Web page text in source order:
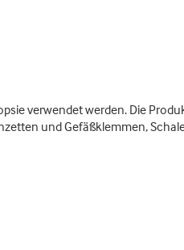
verwendet werden. Die
und Gefäßklemmen,